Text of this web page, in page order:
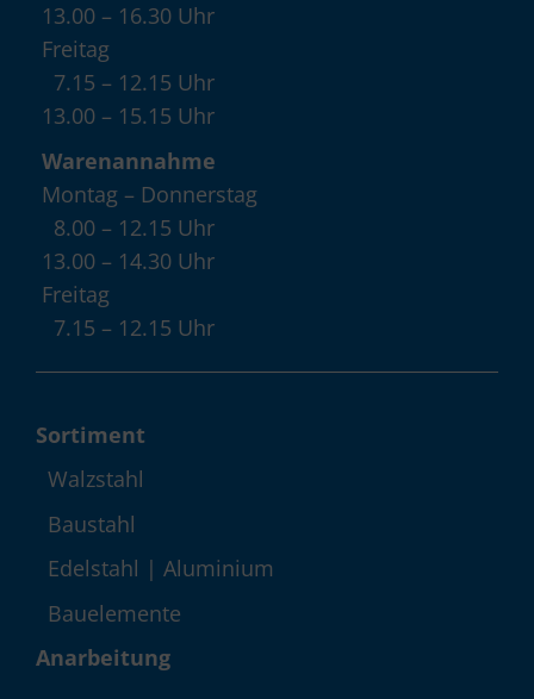
13.00 – 16.30 Uhr
Freitag
7.15 – 12.15 Uhr
13.00 – 15.15 Uhr
Warenannahme
Montag – Donnerstag
8.00 – 12.15 Uhr
13.00 – 14.30 Uhr
Freitag
7.15 – 12.15 Uhr
Sortiment
Walzstahl
Baustahl
Edelstahl | Aluminium
Bauelemente
Anarbeitung